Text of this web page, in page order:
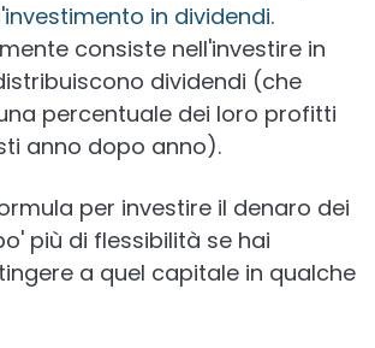
investimento in dividendi.
consiste nell'investire in
dividendi (che
percentuale dei loro profitti
anno dopo anno).
per investire il denaro dei
più di flessibilità se hai
a quel capitale in qualche